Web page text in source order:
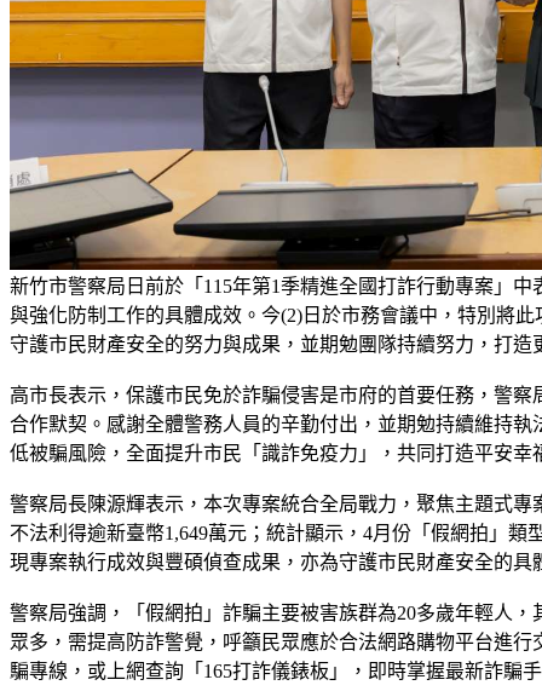
新竹市警察局日前於「115年第1季精進全國打詐行動專案」
與強化防制工作的具體成效。今(2)日於市務會議中，特別將
守護市民財產安全的努力與成果，並期勉團隊持續努力，打造
高市長表示，保護市民免於詐騙侵害是市府的首要任務，警
合作默契。感謝全體警務人員的辛勤付出，並期勉持續維持
低被騙風險，全面提升市民「識詐免疫力」，共同打造平安幸
警察局長陳源輝表示，本次專案統合全局戰力，聚焦主題式
不法利得逾新臺幣1,649萬元；統計顯示，4月份「假網拍」
現專案執行成效與豐碩偵查成果，亦為守護市民財產安全的具
警察局強調，「假網拍」詐騙主要被害族群為20多歲年輕人
眾多，需提高防詐警覺，呼籲民眾應於合法網路購物平台進
騙專線，或上網查詢「165打詐儀錶板」，即時掌握最新詐騙